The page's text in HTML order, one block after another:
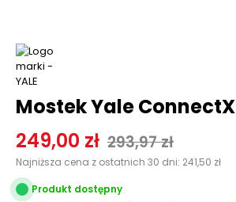
Mostek Yale
249,00 zł 293,97 zł
Najniższa cena z ostatnich 30 dni: 241,50 zł
Produkt dostępny